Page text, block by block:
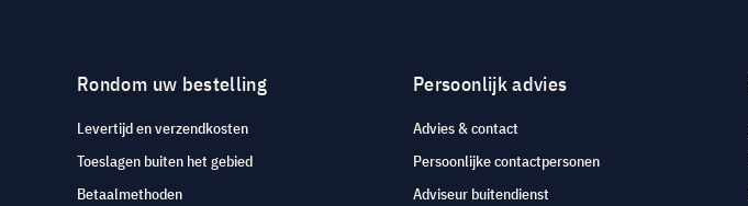
Rondom uw bestelling
Levertijd en verzendkosten
Toeslagen buiten het gebied
Betaalmethoden
Persoonlijk advies
Advies & contact
Persoonlijke contactpersonen
Adviseur buitendienst